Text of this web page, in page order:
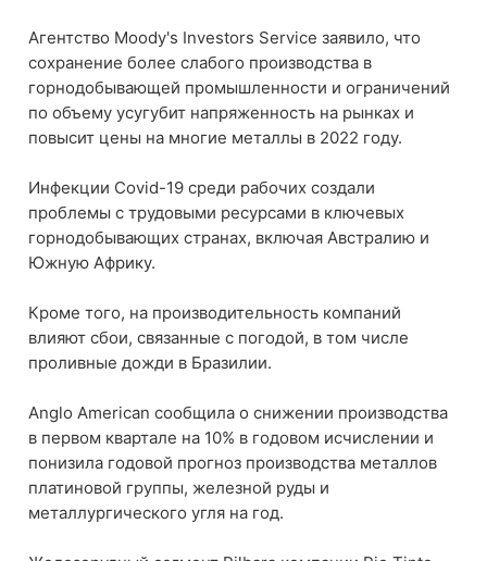
Агентство Moody's Investors Service заявило, что
сохранение более слабого производства в
горнодобывающей промышленности и ограничений
по объему усугубит напряженность на рынках и
повысит цены на многие металлы в 2022 году.
Инфекции Covid-19 среди рабочих создали
проблемы с трудовыми ресурсами в ключевых
горнодобывающих странах, включая Австралию и
Южную Африку.
Кроме того, на производительность компаний
влияют сбои, связанные с погодой, в том числе
проливные дожди в Бразилии.
Anglo American сообщила о снижении производства
в первом квартале на 10% в годовом исчислении и
понизила годовой прогноз производства металлов
платиновой группы, железной руды и
металлургического угля на год.